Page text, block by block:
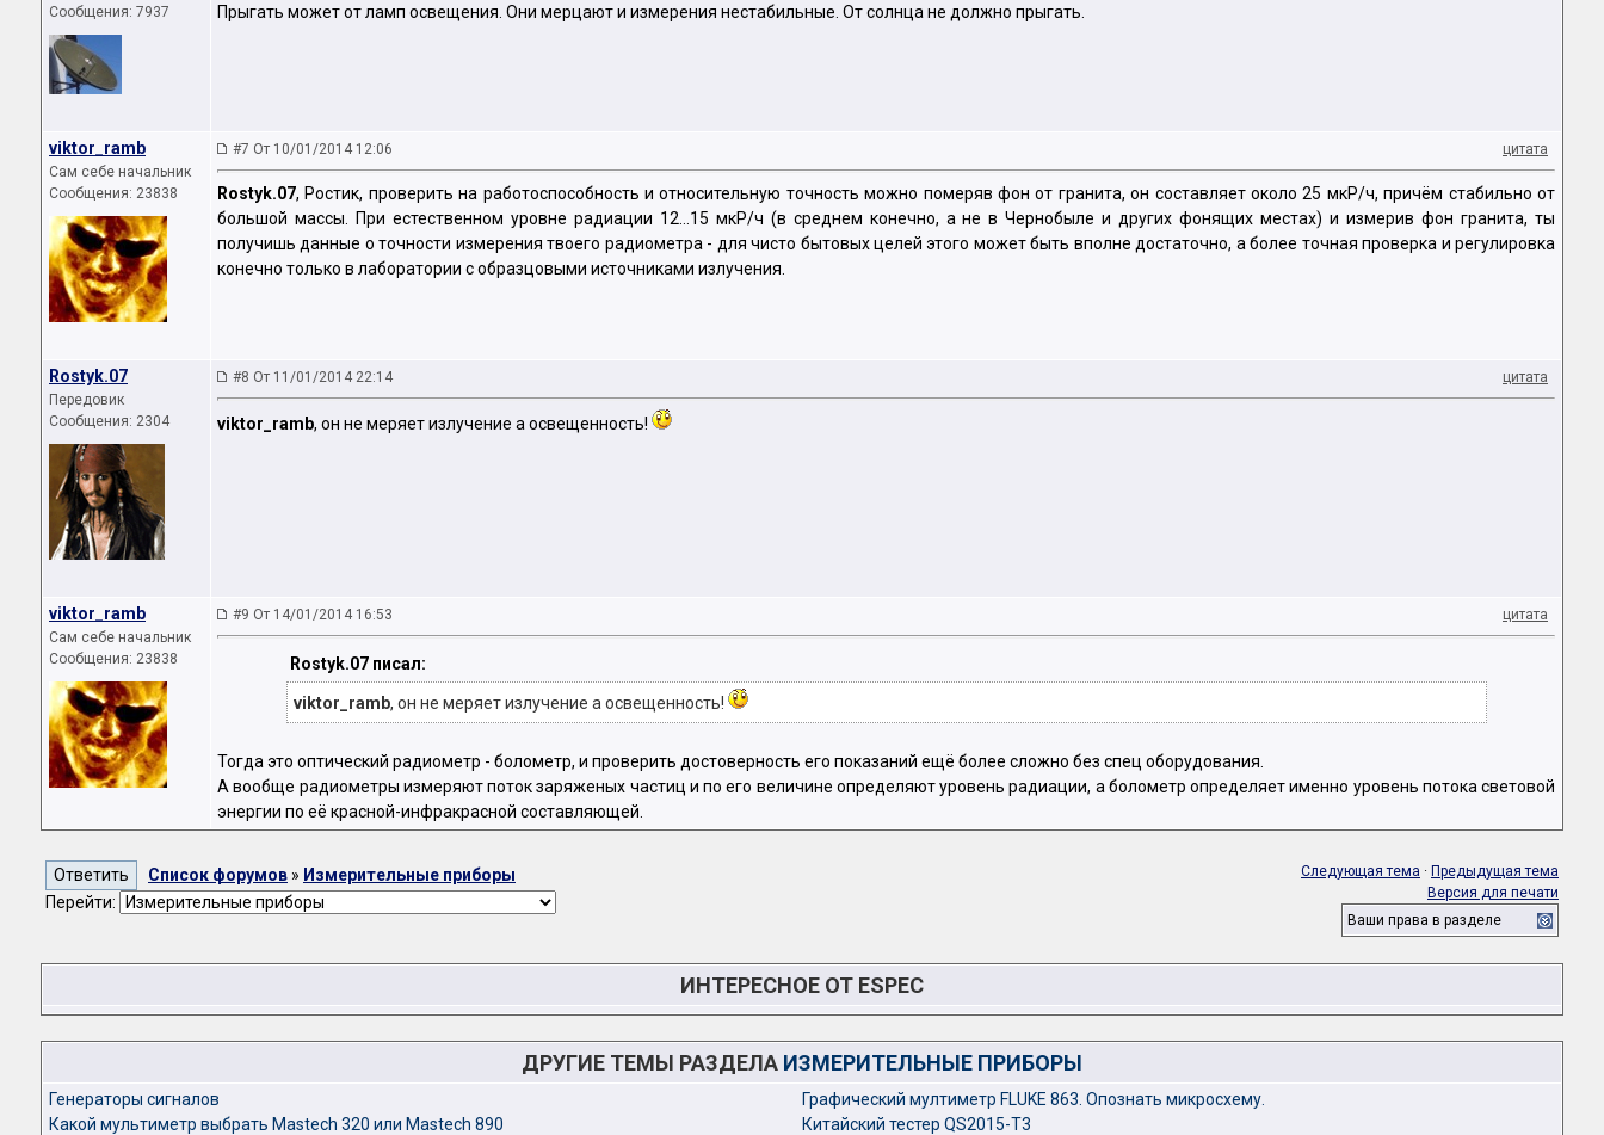
Сообщения: 7937
Прыгать может от ламп освещения. Они мерцают и измерения нестабильные. От солнца не должно прыгать.
viktor_ramb
Сам себе начальник
Сообщения: 23838
#7 От 10/01/2014 12:06 цитата
Rostyk.07, Ростик, проверить на работоспособность и относительную точность можно померяв фон от гранита, он составляет около 25 мкР/ч, причём стабильно от
большой массы. При естественном уровне радиации 12...15 мкР/ч (в среднем конечно, а не в Чернобыле и других фонящих местах) и измерив фон гранита, ты
получишь данные о точности измерения твоего радиометра - для чисто бытовых целей этого может быть вполне достаточно, а более точная проверка и регулировка
конечно только в лаборатории с образцовыми источниками излучения.
Rostyk.07
Передовик
Сообщения: 2304
#8 От 11/01/2014 22:14 цитата
viktor_ramb, он не меряет излучение а освещенность!
viktor_ramb
Сам себе начальник
Сообщения: 23838
#9 От 14/01/2014 16:53 цитата
Rostyk.07 писал:
viktor_ramb, он не меряет излучение а освещенность!
Тогда это оптический радиометр - болометр, и проверить достоверность его показаний ещё более сложно без спец оборудования.
А вообще радиометры измеряют поток заряженых частиц и по его величине определяют уровень радиации, а болометр определяет именно уровень потока световой
энергии по её красной-инфракрасной составляющей.
Список форумов » Измерительные приборы
Перейти:
Следующая тема · Предыдущая тема
Версия для печати
Ваши права в разделе
ИНТЕРЕСНОЕ ОТ ESPEC
ДРУГИЕ ТЕМЫ РАЗДЕЛА ИЗМЕРИТЕЛЬНЫЕ ПРИБОРЫ
Генераторы сигналов
Графический мултиметр FLUKE 863. Опознать микросхему.
Какой мультиметр выбрать Mastech 320 или Mastech 890
Китайский тестер QS2015-T3